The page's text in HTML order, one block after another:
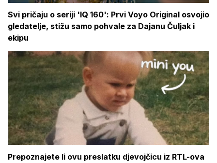
Svi pričaju o seriji 'IQ 160': Prvi Voyo Original osvojio
gledatelje, stižu samo pohvale za Dajanu Čuljak i
ekipu
Prepoznajete li ovu preslatku djevojčicu iz RTL-ova